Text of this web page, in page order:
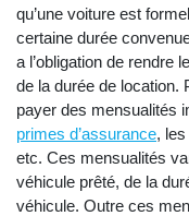
qu’une voiture est
certaine durée
a l’obligation de rendre
de la durée de location.
payer des mensualités
primes d’assurance, les
etc. Ces mensualités
véhicule prêté, de la
véhicule. Outre ces